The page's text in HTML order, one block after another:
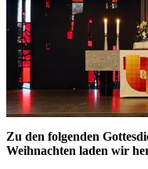
Zu den folgenden
Weihnachten laden wir